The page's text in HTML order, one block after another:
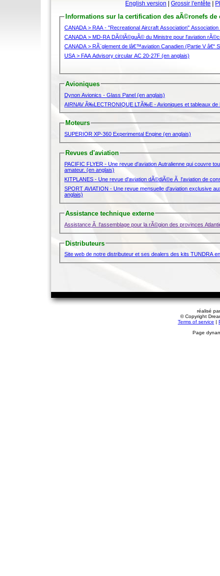
English version Grossir l'entête
Informations sur la certification des aÃ©ronefs de
CANADA > RÃ¨glement de
USA > FAA Advisory circular AC 20-27F (en anglais)
Avioniques
Dynon Avionics - Glass Panel (en anglais)
AIRNAV Ã‰LECTRONIQUE LTÃ‰E - Avioniques et tableaux
Moteurs
SUPERIOR XP-360 Experimental Engine (en anglais)
Revues d'aviation
PACIFIC FLYER - Une revue d'aviation Autralienne qui couvre
amateur. (en anglais)
KITPLANES - Une revue d'aviation dÃ©diÃ©e Ã l'aviation de
SPORT AVIATION - Une revue mensuelle d'aviation exclusive
anglais)
Assistance technique externe
Assistance Ã l'assemblage pour la rÃ©gion des provinces
Distributeurs
Site web de notre distributeur et ses dealers des kits TUNDRA
réalisé
© Copyright
Terms of service |
Page